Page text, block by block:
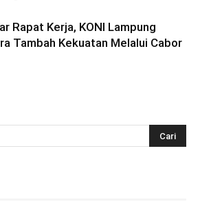
Rapat Kerja, KONI Lampung
Tambah Kekuatan Melalui Cabor